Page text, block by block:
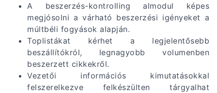
A beszerzés-kontrolling almodul képes
megjósolni a várható beszerzési igényeket a
múltbéli fogyások alapján.
Toplistákat kérhet a legjelentősebb
beszállítókról, legnagyobb volumenben
beszerzett cikkekről.
Vezetői információs kimutatásokkal
felszerelkezve felkészülten tárgyalhat